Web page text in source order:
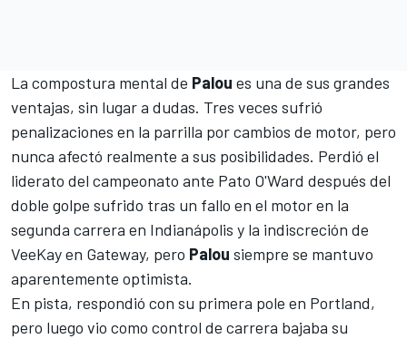
La compostura mental de Palou es una de sus grandes
ventajas, sin lugar a dudas. Tres veces sufrió
penalizaciones en la parrilla por cambios de motor, pero
nunca afectó realmente a sus posibilidades. Perdió el
liderato del campeonato ante Pato O'Ward después del
doble golpe sufrido tras un fallo en el motor en la
segunda carrera en Indianápolis y la indiscreción de
VeeKay en Gateway, pero Palou siempre se mantuvo
aparentemente optimista.
En pista, respondió con su primera pole en Portland,
pero luego vio como control de carrera bajaba su